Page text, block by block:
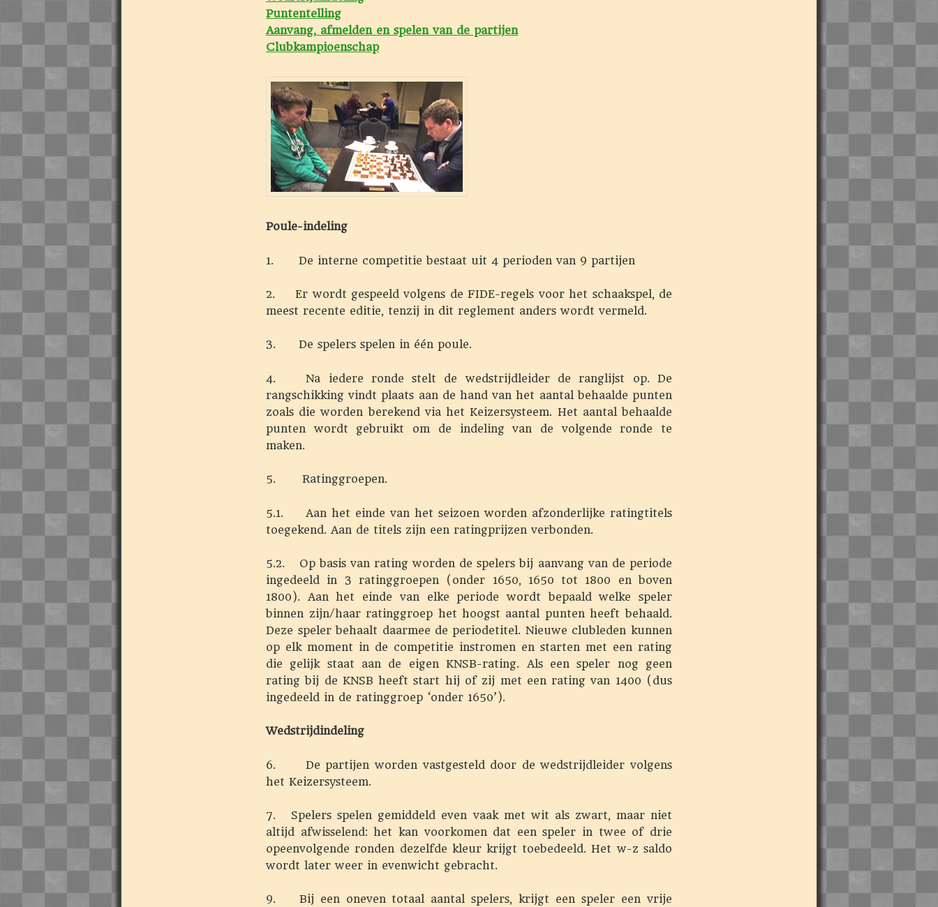
Puntentelling
Aanvang, afmelden en spelen van de partijen
Clubkampioenschap
Poule-indeling
1. De interne competitie bestaat uit 4 perioden van 9 partijen
2. Er wordt gespeeld volgens de FIDE-regels voor het schaakspel, de
meest recente editie, tenzij in dit reglement anders wordt vermeld.
3. De spelers spelen in één poule.
4. Na iedere ronde stelt de wedstrijdleider de ranglijst op. De
rangschikking vindt plaats aan de hand van het aantal behaalde punten
zoals die worden berekend via het Keizersysteem. Het aantal behaalde
punten wordt gebruikt om de indeling van de volgende ronde te
maken.
5. Ratinggroepen.
5.1. Aan het einde van het seizoen worden afzonderlijke ratingtitels
toegekend. Aan de titels zijn een ratingprijzen verbonden.
5.2. Op basis van rating worden de spelers bij aanvang van de periode
ingedeeld in 3 ratinggroepen (onder 1650, 1650 tot 1800 en boven
1800). Aan het einde van elke periode wordt bepaald welke speler
binnen zijn/haar ratinggroep het hoogst aantal punten heeft behaald.
Deze speler behaalt daarmee de periodetitel. Nieuwe clubleden kunnen
op elk moment in de competitie instromen en starten met een rating
die gelijk staat aan de eigen KNSB-rating. Als een speler nog geen
rating bij de KNSB heeft start hij of zij met een rating van 1400 (dus
ingedeeld in de ratinggroep ‘onder 1650’).
Wedstrijdindeling
6. De partijen worden vastgesteld door de wedstrijdleider volgens
het Keizersysteem.
7. Spelers spelen gemiddeld even vaak met wit als zwart, maar niet
altijd afwisselend: het kan voorkomen dat een speler in twee of drie
opeenvolgende ronden dezelfde kleur krijgt toebedeeld. Het w-z saldo
wordt later weer in evenwicht gebracht.
9. Bij een oneven totaal aantal spelers, krijgt een speler een vrije